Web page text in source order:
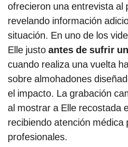
ofrecieron una entrevista al
revelando información
situación. En uno de los
Elle justo antes de sufrir
cuando realiza una vuelta
sobre almohadones
el impacto. La grabación
al mostrar a Elle recostada
recibiendo atención médica
profesionales.